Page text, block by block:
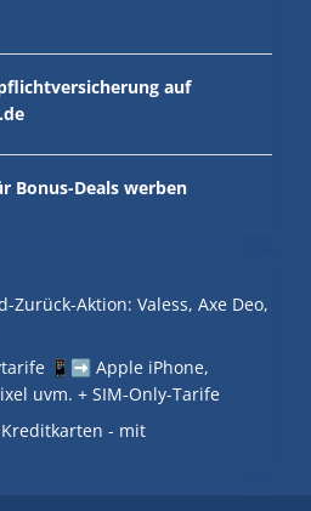
auf
Bonus-Deals werben
Zurück-Aktion: Valess, Axe Deo,
📱➡️ Apple iPhone,
uvm. + SIM-Only-Tarife
- mit